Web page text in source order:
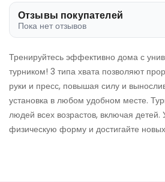
Отзывы покупателей
Пока нет отзывов
Тренируйтесь эффективно дома с
турником! 3 типа хвата позволяют
руки и пресс, повышая силу и
установка в любом удобном месте.
людей всех возрастов, включая
физическую форму и достигайте